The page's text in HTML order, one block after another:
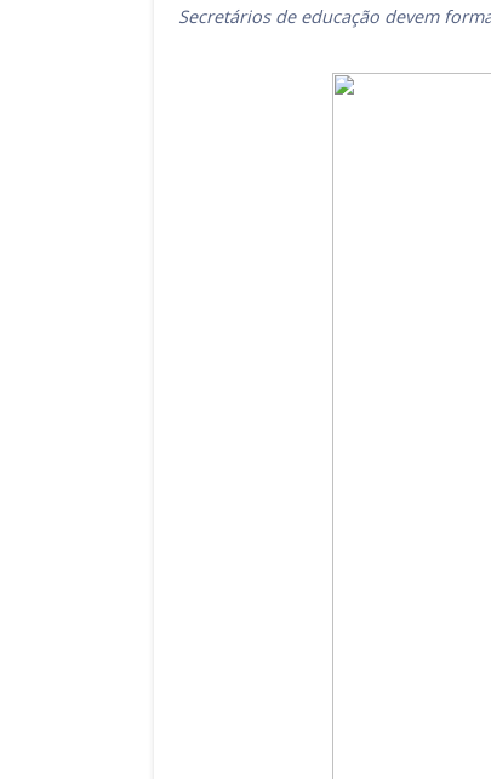
Secretários de educação devem